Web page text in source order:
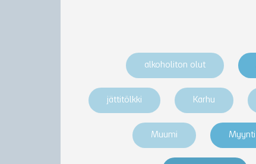
alkoholiton olut
jättitölkki Karhu
Muumi Myynti